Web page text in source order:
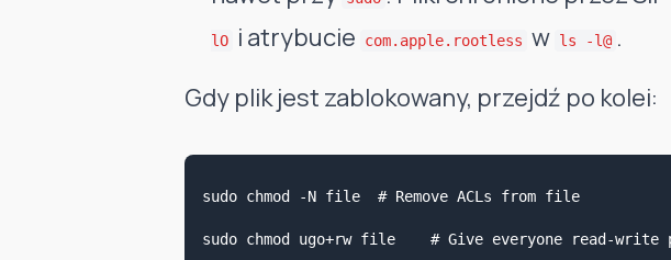
lO i atrybucie com.apple.rootless w ls -l@ .
Gdy plik jest zablokowany, przejdź po kolei:
sudo chmod -N file  # Remove ACLs from file
sudo chmod ugo+rw file    # Give everyone read-